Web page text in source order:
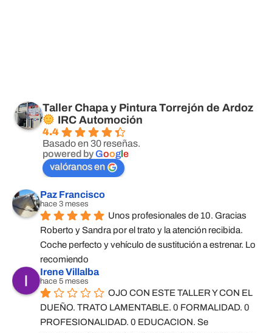
Taller Chapa y Pintura Torrejón de Ardoz
IRC Automoción
4.4
Basado en 30 reseñas.
powered byGoogle
valóranos en
Paz Francisco
hace 3 meses
Unos profesionales de 10. Gracias
Roberto y Sandra por el trato y la atención recibida.
Coche perfecto y vehículo de sustitución a estrenar. Lo
recomiendo
Irene Villalba
hace 5 meses
OJO CON ESTE TALLER Y CON EL
DUEÑO. TRATO LAMENTABLE. 0 FORMALIDAD. 0
PROFESIONALIDAD. 0 EDUCACION. Se